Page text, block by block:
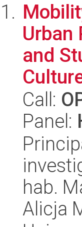
Urban
and
Call:
Panel:
hab.
Alicja